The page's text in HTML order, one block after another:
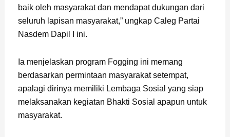
baik oleh masyarakat dan mendapat dukungan dari
seluruh lapisan masyarakat,” ungkap Caleg Partai
Nasdem Dapil I ini.
Ia menjelaskan program Fogging ini memang
berdasarkan permintaan masyarakat setempat,
apalagi dirinya memiliki Lembaga Sosial yang siap
melaksanakan kegiatan Bhakti Sosial apapun untuk
masyarakat.